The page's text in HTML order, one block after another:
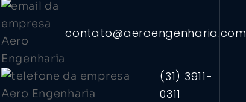
contato@aeroengenharia.com
(31) 3911-
0311